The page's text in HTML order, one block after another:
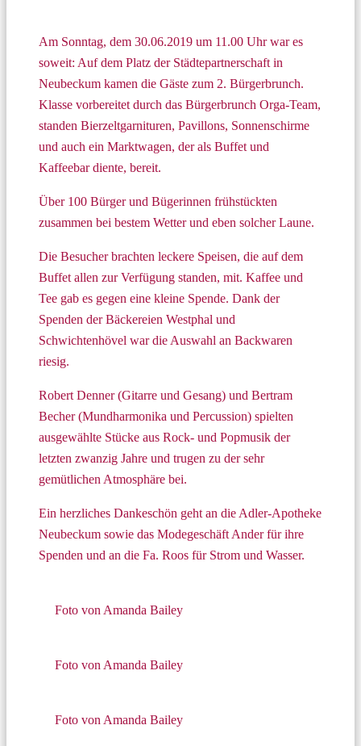
Am Sonntag, dem 30.06.2019 um 11.00 Uhr war es
soweit: Auf dem Platz der Städtepartnerschaft in
Neubeckum kamen die Gäste zum 2. Bürgerbrunch.
Klasse vorbereitet durch das Bürgerbrunch Orga-Team,
standen Bierzeltgarnituren, Pavillons, Sonnenschirme
und auch ein Marktwagen, der als Buffet und
Kaffeebar diente, bereit.
Über 100 Bürger und Bügerinnen frühstückten
zusammen bei bestem Wetter und eben solcher Laune.
Die Besucher brachten leckere Speisen, die auf dem
Buffet allen zur Verfügung standen, mit. Kaffee und
Tee gab es gegen eine kleine Spende. Dank der
Spenden der Bäckereien Westphal und
Schwichtenhövel war die Auswahl an Backwaren
riesig.
Robert Denner (Gitarre und Gesang) und Bertram
Becher (Mundharmonika und Percussion) spielten
ausgewählte Stücke aus Rock- und Popmusik der
letzten zwanzig Jahre und trugen zu der sehr
gemütlichen Atmosphäre bei.
Ein herzliches Dankeschön geht an die Adler-Apotheke
Neubeckum sowie das Modegeschäft Ander für ihre
Spenden und an die Fa. Roos für Strom und Wasser.
Foto von Amanda Bailey
Foto von Amanda Bailey
Foto von Amanda Bailey